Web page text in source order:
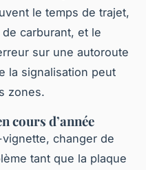
le temps de trajet,
carburant, et le
sur une autoroute
la signalisation peut
zones.
cours d’année
changer de
tant que la plaque